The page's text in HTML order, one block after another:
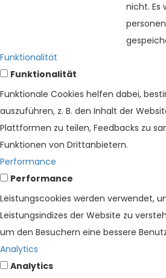
nicht. Es
Funktionalität
Funktionalität
Funktionale Cookies helfen dabei,
auszuführen, z. B. den Inhalt der
Plattformen zu teilen, Feedbacks zu
Funktionen von Drittanbietern.
Performance
Performance
Leistungscookies werden verwendet,
Leistungsindizes der Website zu
um den Besuchern eine bessere
Analytics
Analytics